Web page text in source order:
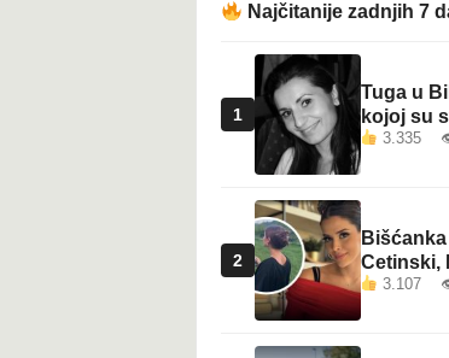
Najčitanije zadnjih 7
1
Tuga u
kojoj su
3.335
2
Bišćanka
Cetinski,
3.107